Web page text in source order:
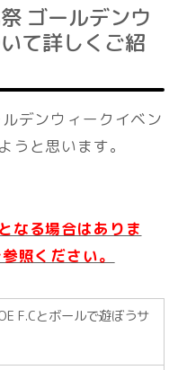
ゴールデンウ
て詳しくご紹
デンウィークイベン
うと思います。
なる場合はありま
照ください。
F.Cとボールで遊ぼうサ